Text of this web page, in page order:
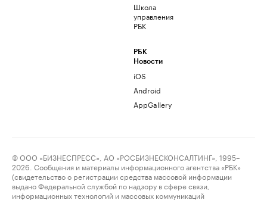
Школа
управления
РБК
РБК
Новости
iOS
Android
AppGallery
© ООО «БИЗНЕСПРЕСС», АО «РОСБИЗНЕСКОНСАЛТИНГ», 1995–
2026. Сообщения и материалы информационного агентства «РБК»
(свидетельство о регистрации средства массовой информации
выдано Федеральной службой по надзору в сфере связи,
информационных технологий и массовых коммуникаций